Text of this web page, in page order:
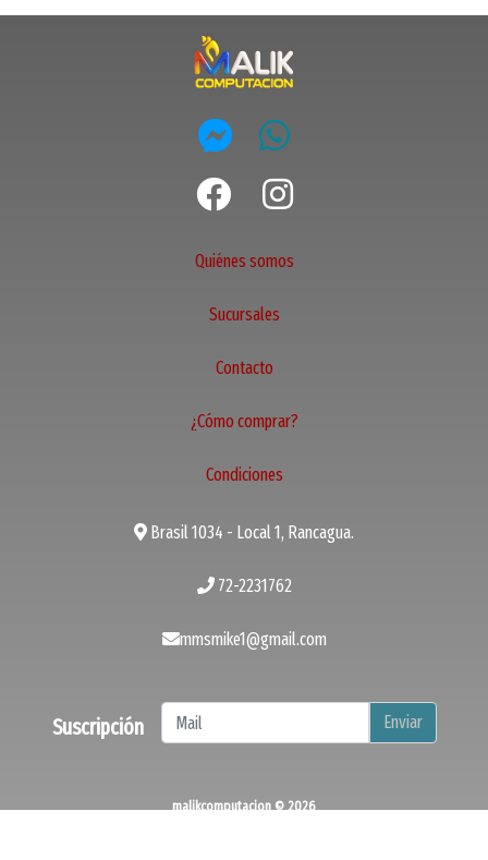
Quiénes somos
Sucursales
Contacto
¿Cómo comprar?
Condiciones
Brasil 1034 - Local 1, Rancagua.
72-2231762
mmsmike1@gmail.com
Suscripción Enviar
malikcomputacion © 2026